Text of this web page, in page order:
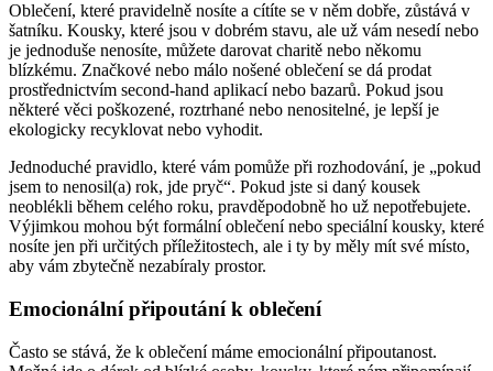
Oblečení, které pravidelně nosíte a cítíte se v něm dobře, zůstává v
šatníku. Kousky, které jsou v dobrém stavu, ale už vám nesedí nebo
je jednoduše nenosíte, můžete darovat charitě nebo někomu
blízkému. Značkové nebo málo nošené oblečení se dá prodat
prostřednictvím second-hand aplikací nebo bazarů. Pokud jsou
některé věci poškozené, roztrhané nebo nenositelné, je lepší je
ekologicky recyklovat nebo vyhodit.
Jednoduché pravidlo, které vám pomůže při rozhodování, je „pokud
jsem to nenosil(a) rok, jde pryč“. Pokud jste si daný kousek
neoblékli během celého roku, pravděpodobně ho už nepotřebujete.
Výjimkou mohou být formální oblečení nebo speciální kousky, které
nosíte jen při určitých příležitostech, ale i ty by měly mít své místo,
aby vám zbytečně nezabíraly prostor.
Emocionální připoutání k oblečení
Často se stává, že k oblečení máme emocionální připoutanost.